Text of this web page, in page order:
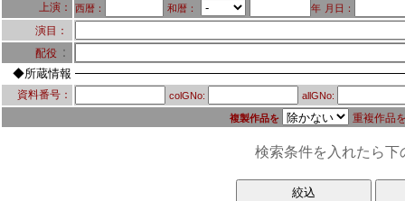
上演： 西暦： 和暦： 年 月日：
演目：
配役 ：
◆所蔵情報
資料番号： colGNo: allGNo:
複製作品を 重複作品
検索条件を入れたら